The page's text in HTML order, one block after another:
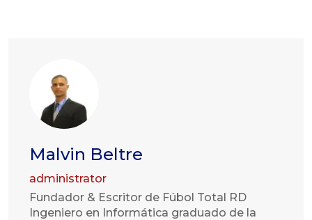
Malvin Beltre
administrator
Fundador & Escritor de Fúbol Total RD
Ingeniero en Informática graduado de la